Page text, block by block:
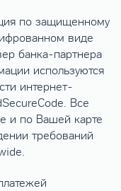
по защищенному
виде
банка-партнера
используются
интернет-
Все
и по Вашей карте
требований